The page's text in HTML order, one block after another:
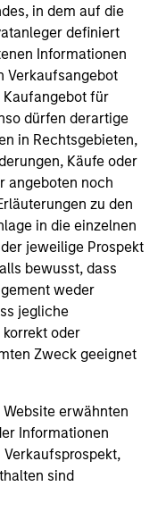
in dem auf die
definiert
Informationen
Verkaufsangebot
Kaufangebot für
dürfen derartige
in Rechtsgebieten,
Käufe oder
angeboten noch
zu den
in die einzelnen
jeweilige Prospekt
bewusst, dass
weder
jegliche
oder
Zweck geeignet
erwähnten
Informationen
sind
selected by an
record in identifying
with resilient
offering must-have
and health care
products, and
The team
in more
services in
to compound